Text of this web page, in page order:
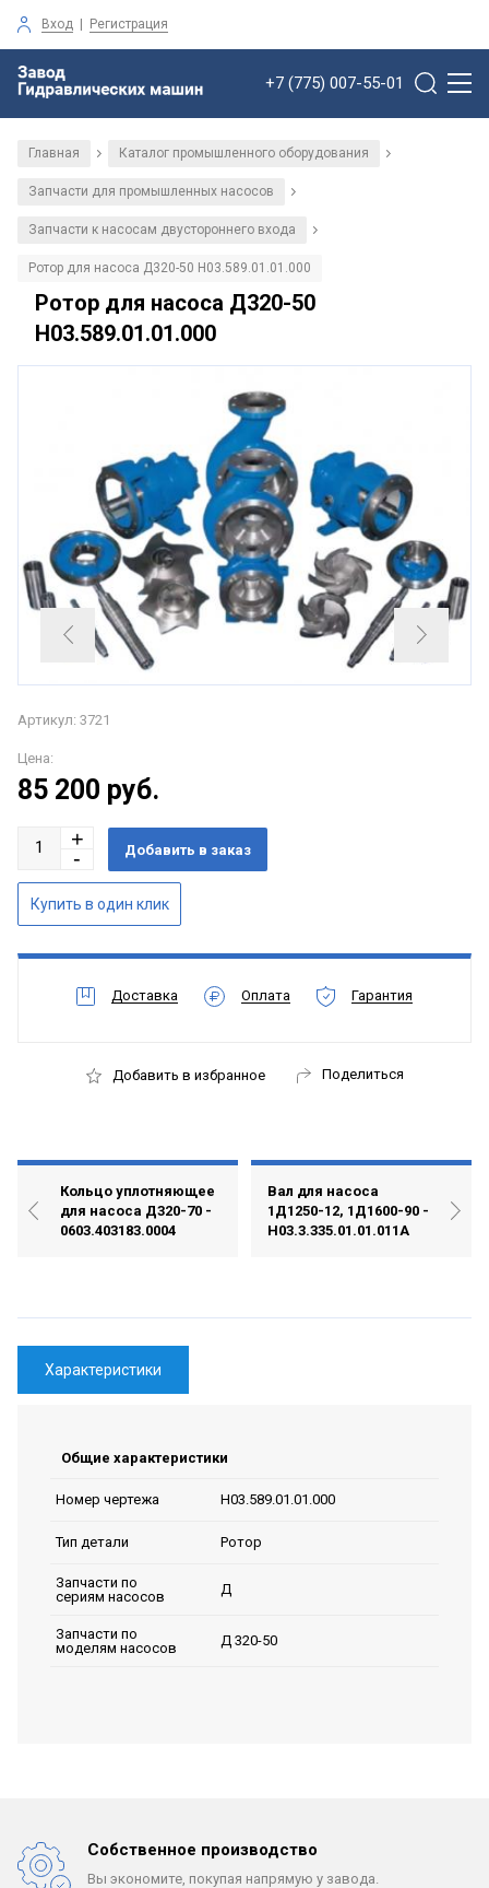
Вход | Регистрация
+7 (775) 007-55-01
Главная / Каталог промышленного оборудования /
Запчасти для промышленных насосов /
Запчасти к насосам двустороннего входа /
Ротор для насоса Д320-50 Н03.589.01.01.000
Ротор для насоса Д320-50
Н03.589.01.01.000
Артикул: 3721
Цена:
85 200 руб.
Доставка Оплата Гарантия
Добавить в избранное Поделиться
Кольцо уплотняющее
для насоса Д320-70 -
0603.403183.0004
Вал для насоса
1Д1250-12, 1Д1600-90 -
Н03.3.335.01.01.011А
Характеристики
Общие характеристики
Номер чертежа Н03.589.01.01.000
Тип детали Ротор
Запчасти по
сериям насосов
Д
Запчасти по
моделям насосов
Д 320-50
Собственное производство
Вы экономите, покупая напрямую у завода.